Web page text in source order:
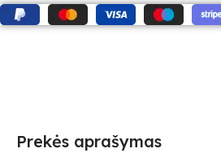
Prekės aprašymas